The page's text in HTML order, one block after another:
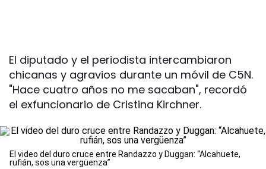
El diputado y el periodista intercambiaron
chicanas y agravios durante un móvil de C5N.
"Hace cuatro años no me sacaban", recordó
el exfuncionario de Cristina Kirchner.
El video del duro cruce entre Randazzo y Duggan: “Alcahuete,
rufián, sos una vergüenza”